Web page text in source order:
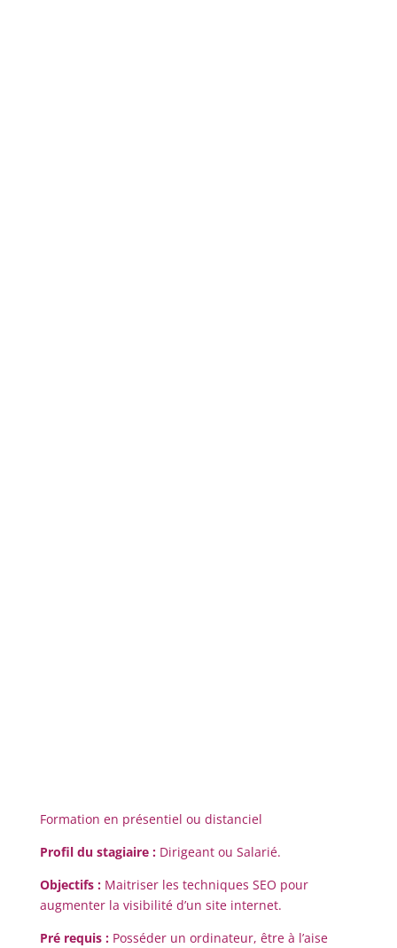
Formation en présentiel ou distanciel
Profil du stagiaire :Dirigeant ou Salarié.
Objectifs:Maitriser les techniques SEO pour
augmenter la visibilité d’un site internet.
Pré requis:Posséder un ordinateur, être à l’aise